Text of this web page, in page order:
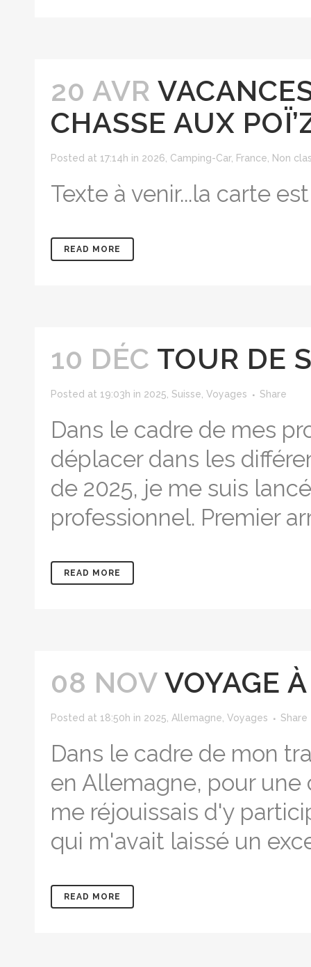
20 AVR
CHASSE AUX
Posted at 17:14h in 2026 Camping-Car, France Non
Texte à venir...la carte
READ MORE
10 DÉC TOUR DE
Posted at 19:03h in 2025 Suisse Voyages Share
Dans le cadre de mes
déplacer dans les
de 2025, je me suis
professionnel. Premier
READ MORE
08 NOV VOYAGE
Posted at 18:50h in 2025 Allemagne Voyages Share
Dans le cadre de mon
en Allemagne, pour une
me réjouissais d'y
qui m'avait laissé un
READ MORE